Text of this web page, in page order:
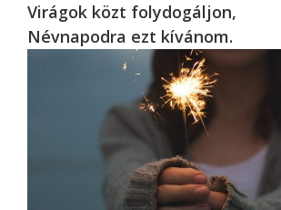
Virágok közt folydogáljon,
Névnapodra ezt kívánom.